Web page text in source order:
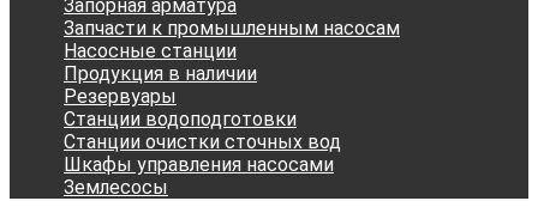
Запорная арматура
Запчасти к промышленным насосам
Насосные станции
Продукция в наличии
Резервуары
Станции водоподготовки
Станции очистки сточных вод
Шкафы управления насосами
Землесосы